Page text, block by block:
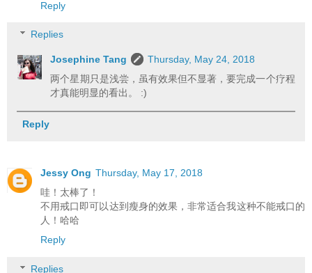
Reply
Replies
Josephine Tang
Thursday, May 24, 2018
两个星期只是浅尝，虽有效果但不显著，要完成一个疗程
才真能明显的看出。 :)
Reply
Jessy Ong Thursday, May 17, 2018
哇！太棒了！
不用戒口即可以达到瘦身的效果，非常适合我这种不能戒口的
人！哈哈
Reply
Replies